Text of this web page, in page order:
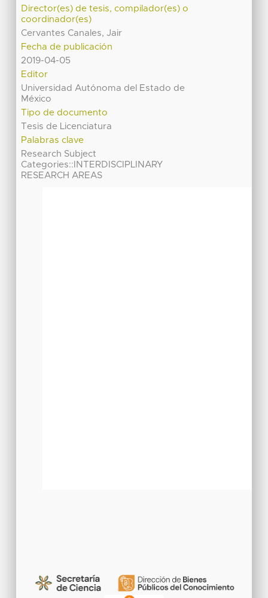
Director(es) de tesis, compilador(es) o
coordinador(es)
Cervantes Canales, Jair
Fecha de publicación
2019-04-05
Editor
Universidad Autónoma del Estado de
México
Tipo de documento
Tesis de Licenciatura
Palabras clave
Research Subject
Categories::INTERDISCIPLINARY
RESEARCH AREAS